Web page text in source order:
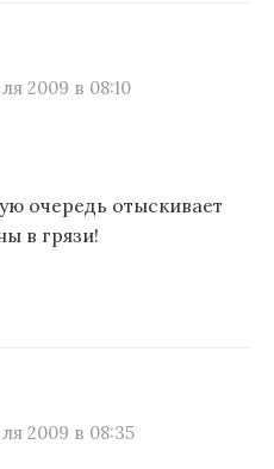
2009 в 08:10
очередь отыскивает
в грязи!
2009 в 08:35